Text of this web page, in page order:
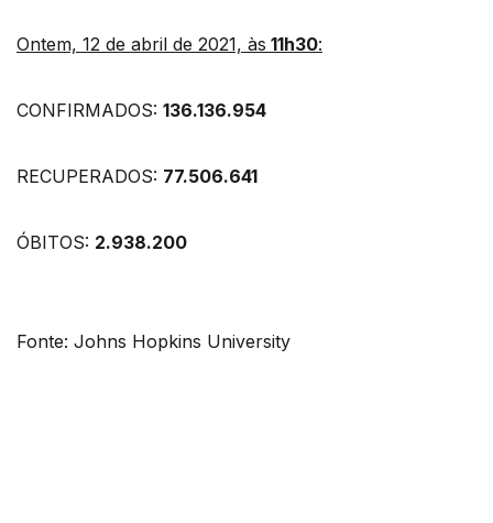
Ontem, 12 de abril de 2021, às 11h30:
CONFIRMADOS: 136.136.954
RECUPERADOS: 77.506.641
ÓBITOS: 2.938.200
Fonte: Johns Hopkins University